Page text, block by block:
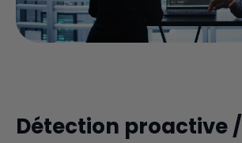
Détection proactive /